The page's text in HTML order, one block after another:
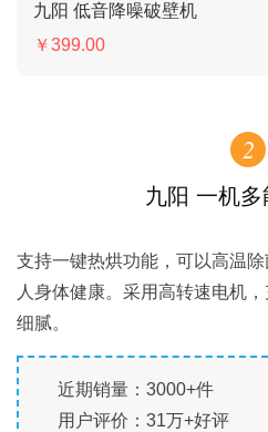
九阳 低音降噪破壁机
￥399.00
2
九阳 一机
支持一键热烘功能，可以高温
人身体健康。采用高转速电机
细腻。
近期销量：3000+件
用户评价：31万+好评